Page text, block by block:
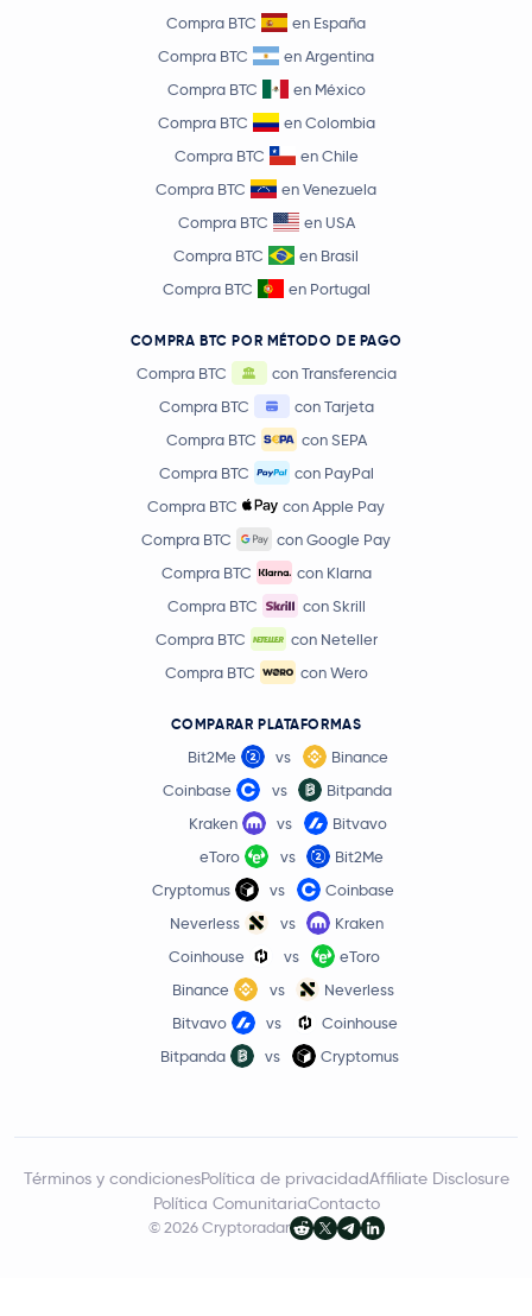
Compra BTC
en España
Compra BTC
en Argentina
Compra BTC
en México
Compra BTC
en Colombia
Compra BTC
en Chile
Compra BTC
en Venezuela
Compra BTC
en USA
Compra BTC
en Brasil
Compra BTC
en Portugal
COMPRA BTC POR MÉTODO DE PAGO
Compra BTC
con Transferencia
Compra BTC
con Tarjeta
Compra BTC
con SEPA
Compra BTC
con PayPal
Compra BTC
con Apple Pay
Compra BTC
con Google Pay
Compra BTC
con Klarna
Compra BTC
con Skrill
Compra BTC
con Neteller
Compra BTC
con Wero
COMPARAR PLATAFORMAS
Bit2Me vs
Binance
Coinbase
vs
Bitpanda
Kraken
vs
Bitvavo
eToro
vs
Bit2Me
Cryptomus
vs
Coinbase
Neverless
vs
Kraken
Coinhouse
vs
eToro
Binance
vs
Neverless
Bitvavo
vs
Coinhouse
Bitpanda
vs Cryptomus
© 2026 Cryptoradar
Términos y condicionesPolítica de privacidadAffiliate Disclosure
Política ComunitariaContacto